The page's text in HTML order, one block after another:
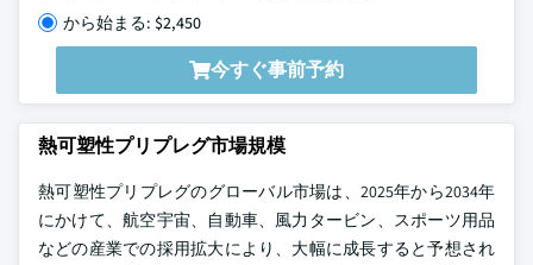
から始まる: $2,450
今すぐ事前予約
熱可塑性プリプレグ市場規模
熱可塑性プリプレグのグローバル市場は、2025年から2034年
にかけて、航空宇宙、自動車、風力タービン、スポーツ用品
などの産業での採用拡大により、大幅に成長すると予想され